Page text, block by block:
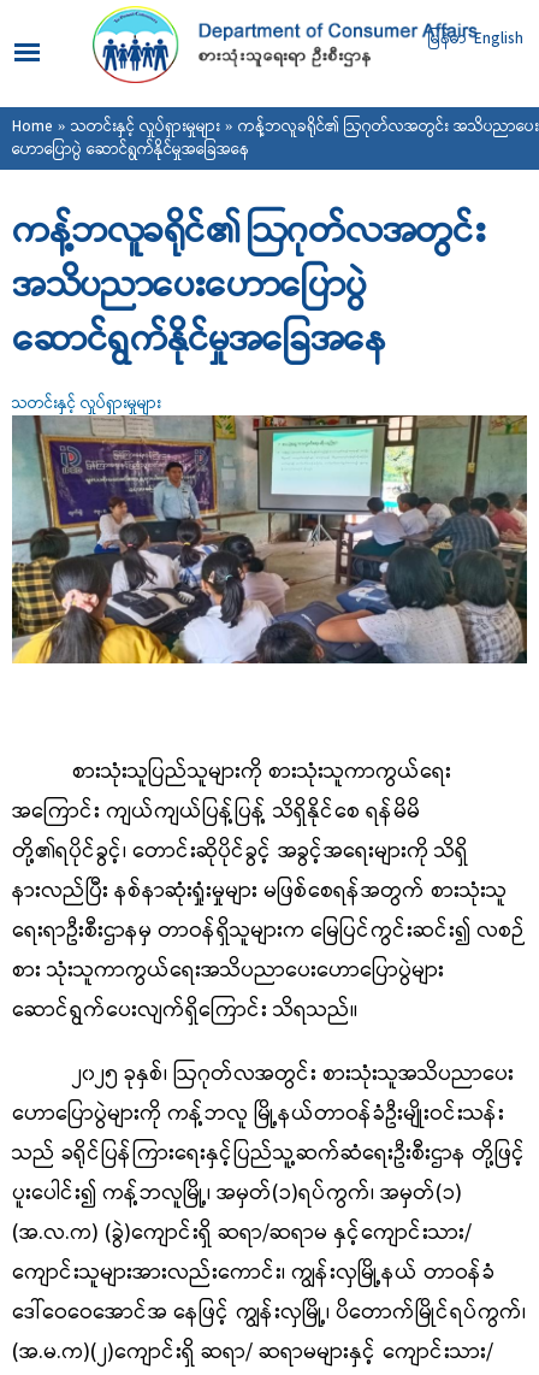
main
content
မြန်မာ English
You are here
Home » သတင်းနှင့် လှုပ်ရှားမှုများ» ကန့်ဘလူခရိုင်၏ ဩဂုတ်လအတွင်း အသိပညာပေး
ဟောပြောပွဲ ဆောင်ရွက်နိုင်မှုအခြေအနေ
ကန့်ဘလူခရိုင်၏ ဩဂုတ်လအတွင်း
အသိပညာပေးဟောပြောပွဲ
ဆောင်ရွက်နိုင်မှုအခြေအနေ
သတင်းနှင့် လှုပ်ရှားမှုများ
စားသုံးသူပြည်သူများကို စားသုံးသူကာကွယ်ရေး
အကြောင်း ကျယ်ကျယ်ပြန့်ပြန့် သိရှိနိုင်စေ ရန်မိမိ
တို့၏ရပိုင်ခွင့်၊ တောင်းဆိုပိုင်ခွင့် အခွင့်အရေးများကို သိရှိ
နားလည်ပြီး နစ်နာဆုံးရှုံးမှုများ မဖြစ်စေရန်အတွက် စားသုံးသူ
ရေးရာဦးစီးဌာနမှ တာဝန်ရှိသူများက မြေပြင်ကွင်းဆင်း၍ လစဉ်
စား သုံးသူကာကွယ်ရေးအသိပညာပေးဟောပြောပွဲများ
ဆောင်ရွက်ပေးလျက်ရှိကြောင်း သိရသည်။
၂၀၂၅ ခုနှစ်၊ ဩဂုတ်လအတွင်း စားသုံးသူအသိပညာပေး
ဟောပြောပွဲများကို ကန့်ဘလူ မြို့နယ်တာဝန်ခံဦးမျိုးဝင်းသန်း
သည် ခရိုင်ပြန်ကြားရေးနှင့်ပြည်သူ့ဆက်ဆံရေးဦးစီးဌာန တို့ဖြင့်
ပူးပေါင်း၍ ကန့်ဘလူမြို့၊ အမှတ်(၁)ရပ်ကွက်၊ အမှတ်(၁)
(အ.လ.က) (ခွဲ)ကျောင်းရှိ ဆရာ/ဆရာမ နှင့်ကျောင်းသား/
ကျောင်းသူများအားလည်းကောင်း၊ ကျွန်းလှမြို့နယ် တာဝန်ခံ
ဒေါ်ဝေဝေအောင်အ နေဖြင့် ကျွန်းလှမြို့၊ ပိတောက်မြိုင်ရပ်ကွက်၊
(အ.မ.က)(၂)ကျောင်းရှိ ဆရာ/ ဆရာမများနှင့် ကျောင်းသား/